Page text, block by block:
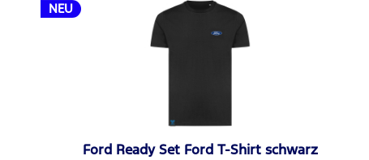
NEU
Ford Ready Set Ford T-Shirt schwarz